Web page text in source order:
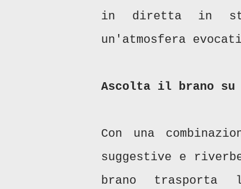
in diretta in
un'atmosfera
Ascolta il brano su
Con una
suggestive e
brano trasporta